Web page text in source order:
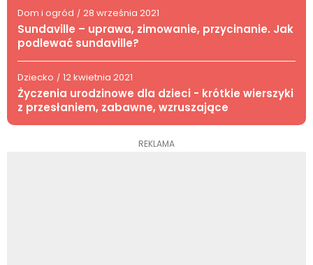
Dom i ogród / 28 września 2021
Sundaville – uprawa, zimowanie, przycinanie. Jak
podlewać sundaville?
Dziecko / 12 kwietnia 2021
Życzenia urodzinowe dla dzieci - krótkie wierszyki
z przesłaniem, zabawne, wzruszające
REKLAMA